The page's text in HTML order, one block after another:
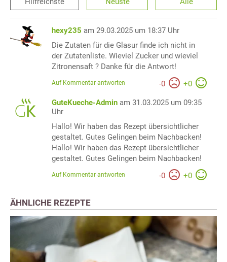
hexy235 am 29.03.2025 um 18:37 Uhr
Die Zutaten für die Glasur finde ich nicht in
der Zutatenliste. Wieviel Zucker und wieviel
Zitronensaft ? Danke für die Antwort!
-0 +0
Auf Kommentar antworten
GuteKueche-Admin am 31.03.2025 um 09:35
Uhr
Hallo! Wir haben das Rezept übersichtlicher
gestaltet. Gutes Gelingen beim Nachbacken!
Hallo! Wir haben das Rezept übersichtlicher
gestaltet. Gutes Gelingen beim Nachbacken!
-0 +0
Auf Kommentar antworten
ÄHNLICHE REZEPTE